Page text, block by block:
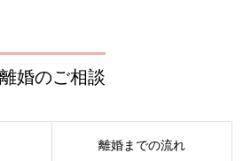
離婚のご相談
離婚までの流れ